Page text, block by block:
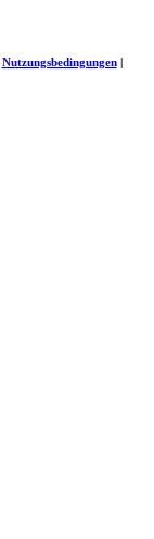
Nutzungsbedingungen|